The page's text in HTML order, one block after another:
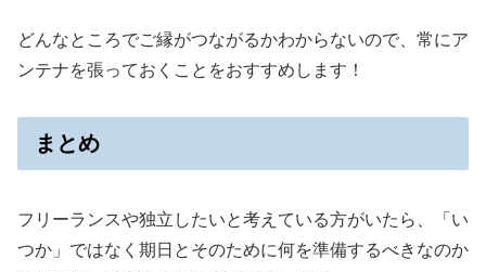
どんなところでご縁がつながるかわからないので、常にア
ンテナを張っておくことをおすすめします！
まとめ
フリーランスや独立したいと考えている方がいたら、「い
つか」ではなく期日とそのために何を準備するべきなのか